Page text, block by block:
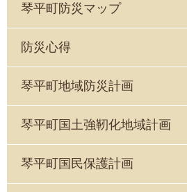
琴平町防災マップ
防災心得
琴平町地域防災計画
琴平町国土強靭化地域計画
琴平町国民保護計画